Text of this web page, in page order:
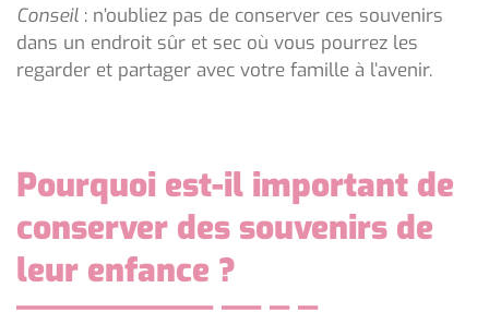
Conseil : n’oubliez pas de conserver ces souvenirs
dans un endroit sûr et sec où vous pourrez les
regarder et partager avec votre famille à l’avenir.
Pourquoi est-il important de
conserver des souvenirs de
leur enfance ?